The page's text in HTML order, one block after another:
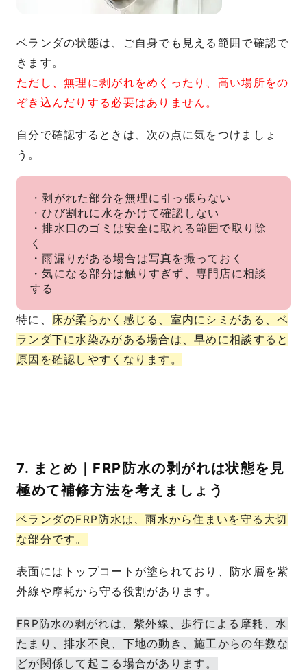
ベランダの状態は、ご自身でも見える範囲で確認で
きます。
ただし、無理に剥がれをめくったり、高い場所をの
ぞき込んだりする必要はありません。
自分で確認するときは、次の点に気をつけましょ
う。
・剥がれた部分を無理に引っ張らない
・ひび割れに水をかけて確認しない
・排水口のゴミは安全に取れる範囲で取り除
く
・雨漏りがある場合は写真を撮っておく
・気になる部分は触りすぎず、専門店に相談
する
特に、 床が柔らかく感じる、室内にシミがある、ベ
ランダ下に水染みがある場合は、早めに相談すると
原因を確認しやすくなります。
7. まとめ｜FRP防水の剥がれは状態を見
極めて補修方法を考えましょう
ベランダのFRP防水は、雨水から住まいを守る大切
な部分です。
表面にはトップコートが塗られており、防水層を紫
外線や摩耗から守る役割があります。
FRP防水の剥がれは、紫外線、歩行による摩耗、水
たまり、排水不良、下地の動き、施工からの年数な
どが関係して起こる場合があります。